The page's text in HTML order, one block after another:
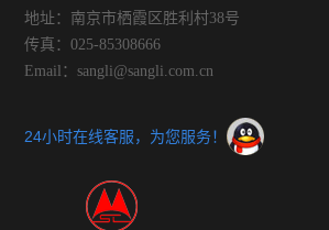
地址：南京市栖霞区胜利村38号
传真：025-85308666
Email：sangli@sangli.com.cn
24小时在线客服，为您服务！